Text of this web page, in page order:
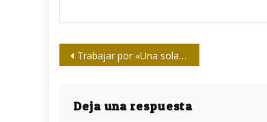
Navegación
entradas
Trabajar por «Una sola Salud» es defender al país
Deja una respuesta